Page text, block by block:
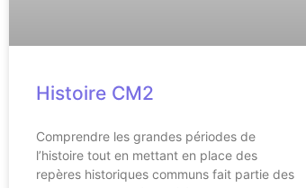
Histoire CM2
Comprendre les grandes périodes de
l’histoire tout en mettant en place des
repères historiques communs fait partie des